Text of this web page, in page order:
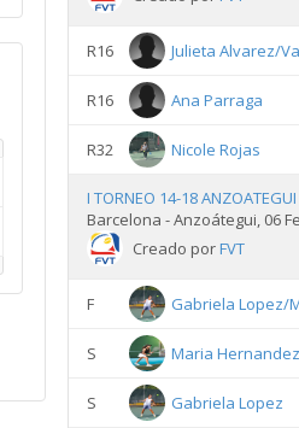
R16 Julieta Alvarez/
R16 Ana Parraga
R32 Nicole Rojas
I TORNEO 14-18
Barcelona - Anzoátegui, 06
Creado porFVT
F Gabriela Lopez/
S Maria
S Gabriela Lopez